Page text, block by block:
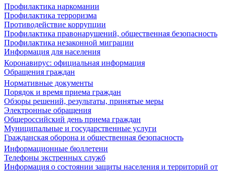
Профилактика наркомании
Профилактика терроризма
Противодействие коррупции
Профилактика правонарушений, общественная безопасность
Профилактика незаконной миграции
Информация для населения
Коронавирус: официальная информация
Обращения граждан
Нормативные документы
Порядок и время приема граждан
Обзоры решений, результаты, принятые меры
Электронные обращения
Общероссийский день приема граждан
Муниципальные и государственные услуги
Гражданская оборона и общественная безопасность
Информационные бюллетени
Телефоны экстренных служб
Информация о состоянии защиты населения и территорий от